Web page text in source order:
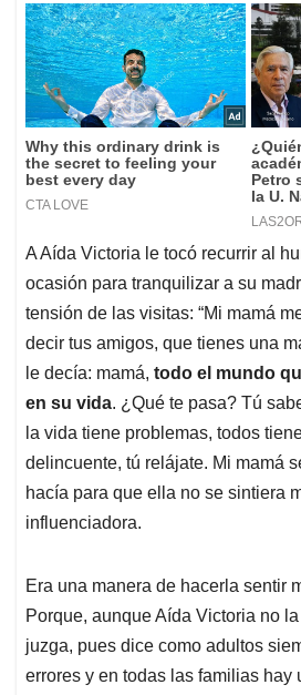
A Aída Victoria le tocó recurrir al
ocasión para tranquilizar a su
tensión de las visitas: “Mi mamá
decir tus amigos, que tienes una
le decía: mamá, todo el mundo
en su vida. ¿Qué te pasa? Tú
la vida tiene problemas, todos
delincuente, tú relájate. Mi mamá
hacía para que ella no se sintiera
influenciadora.
Era una manera de hacerla sentir
Porque, aunque Aída Victoria no
juzga, pues dice como adultos
errores y en todas las familias hay